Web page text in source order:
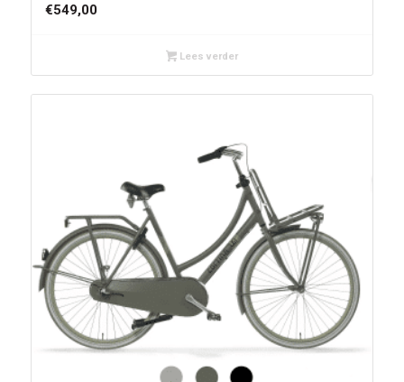
€549,00
Lees verder